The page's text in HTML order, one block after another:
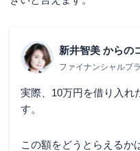
新井智美 からの
ファイナンシャルプ
実際、10万円を借り入れ
す。
この額をどうとらえるか